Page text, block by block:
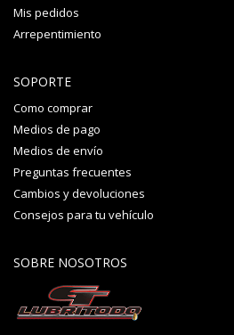
Mis pedidos
Arrepentimiento
SOPORTE
Como comprar
Medios de pago
Medios de envío
Preguntas frecuentes
Cambios y devoluciones
Consejos para tu vehículo
SOBRE NOSOTROS